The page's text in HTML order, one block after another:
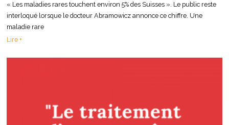
« Les maladies rares touchent environ 5% des Suisses ». Le public reste
interloqué lorsque le docteur Abramowicz annonce ce chiffre. Une
maladie rare
Lire +